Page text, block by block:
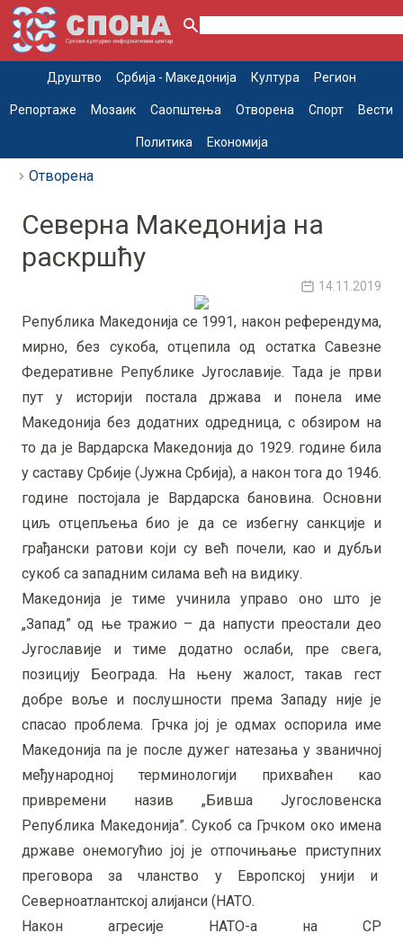
Друштво Србија - Македонија Култура Регион
Репортаже Мозаик Саопштења Отворена Спорт Вести
Политика Економија
Отворена
Северна Македонија на
раскршћу
14.11.2019
Република Македонија се 1991, након референдума,
мирно, без сукоба, отцепила од остатка Савезне
Федеративне Републике Југославије. Тада је први
пут у историји постала држава и понела име
Македонија без додатних одредница, с обзиром на
то да је Вардарска Македонија до 1929. године била
у саставу Србије (Јужна Србија), а након тога до 1946.
године постојала је Вардарска бановина. Основни
циљ отцепљења био је да се избегну санкције и
грађански ратови који су већ почели, као и дубљи
сукоб са западним силама већ на видику.
Македонија је тиме учинила управо оно што је
„Запад” од ње тражио – да напусти преостали део
Југославије и тиме додатно ослаби, пре свега,
позицију Београда. На њену жалост, такав гест
добре воље и послушности према Западу није је
спасао проблема. Грчка јој је одмах оспорила име
Македонија па је после дужег натезања у званичној
међународној терминологији прихваћен као
привремени назив „Бивша Југословенска
Република Македонија”. Сукоб са Грчком око имена
државе онемогућио јој је отпочињање приступних
преговора за чланство у Европској унији и
Северноатлантској алијанси (НАТО.
Након агресије НАТО-а на СР